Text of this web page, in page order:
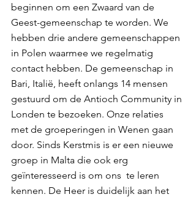
beginnen om een Zwaard van de
Geest-gemeenschap te worden. We
hebben drie andere gemeenschappen
in Polen waarmee we regelmatig
contact hebben. De gemeenschap in
Bari, Italië, heeft onlangs 14 mensen
gestuurd om de Antioch Community in
Londen te bezoeken. Onze relaties
met de groeperingen in Wenen gaan
door. Sinds Kerstmis is er een nieuwe
groep in Malta die ook erg
geïnteresseerd is om ons  te leren
kennen. De Heer is duidelijk aan het